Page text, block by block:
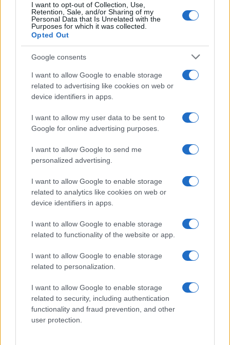
I want to opt-out of Collection, Use,
Retention, Sale, and/or Sharing of my
Personal Data that Is Unrelated with the
Purposes for which it was collected.
Opted Out
Google consents
I want to allow Google to enable storage
related to advertising like cookies on web or
device identifiers in apps.
I want to allow my user data to be sent to
Google for online advertising purposes.
I want to allow Google to send me
personalized advertising.
I want to allow Google to enable storage
related to analytics like cookies on web or
device identifiers in apps.
I want to allow Google to enable storage
related to functionality of the website or app.
I want to allow Google to enable storage
related to personalization.
I want to allow Google to enable storage
related to security, including authentication
functionality and fraud prevention, and other
user protection.